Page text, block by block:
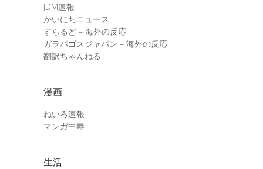
JDM速報
かいにちニュース
すらるど – 海外の反応
ガラパゴスジャパン – 海外の反応
翻訳ちゃんねる
漫画
ねいろ速報
マンガ中毒
生活